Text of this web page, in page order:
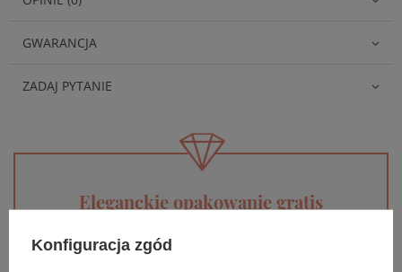
GWARANCJA
ZADAJ PYTANIE
Eleganckie opakowanie gratis
Biżuterię i zegarki zakupione w sklepie internetowym
BOVEM otrzymasz jako gotowy do wręczenia upominek. Do
Konfiguracja zgód